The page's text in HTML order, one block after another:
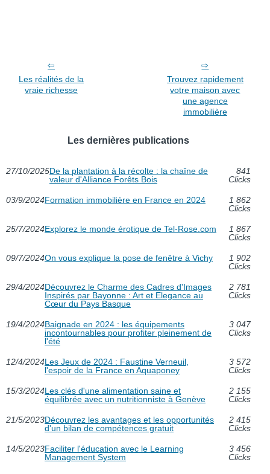
Les réalités de la
vraie richesse
Trouvez rapidement
votre maison avec
une agence
immobilière
Les dernières publications
27/10/2025De la plantation à la récolte : la chaîne de
valeur d'Alliance Forêts Bois
841
Clicks
03/9/2024Formation immobilière en France en 2024
1 862
Clicks
25/7/2024Explorez le monde érotique de Tel-Rose.com
1 867
Clicks
09/7/2024On vous explique la pose de fenêtre à Vichy
1 902
Clicks
29/4/2024Découvrez le Charme des Cadres d'Images
Inspirés par Bayonne : Art et Elegance au
Cœur du Pays Basque
2 781
Clicks
19/4/2024Baignade en 2024 : les équipements
incontournables pour profiter pleinement de
l'été
3 047
Clicks
12/4/2024Les Jeux de 2024 : Faustine Verneuil,
l'espoir de la France en Aquaponey
3 572
Clicks
15/3/2024Les clés d'une alimentation saine et
équilibrée avec un nutritionniste à Genève
2 155
Clicks
21/5/2023Découvrez les avantages et les opportunités
d'un bilan de compétences gratuit
2 415
Clicks
14/5/2023Faciliter l'éducation avec le Learning
Management System
3 456
Clicks